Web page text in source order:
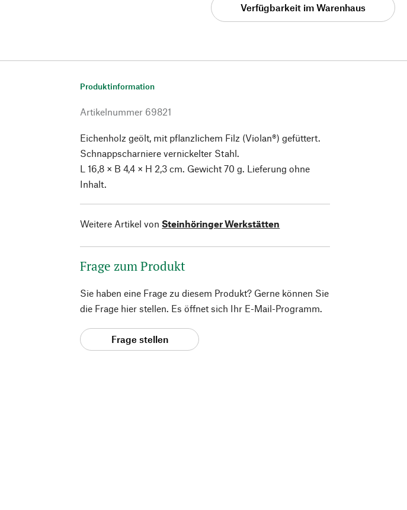
Verfügbarkeit im Warenhaus
Produktinformation
Artikelnummer 69821
Eichenholz geölt, mit pflanzlichem Filz (Violan®) gefüttert.
Schnappscharniere vernickelter Stahl.
L 16,8 × B 4,4 × H 2,3 cm. Gewicht 70 g. Lieferung ohne
Inhalt.
Weitere Artikel von Steinhöringer Werkstätten
Frage zum Produkt
Sie haben eine Frage zu diesem Produkt? Gerne können Sie
die Frage hier stellen. Es öffnet sich Ihr E-Mail-Programm.
Frage stellen